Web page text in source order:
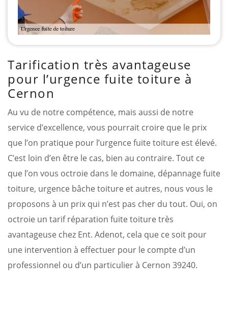
Tarification très avantageuse
pour l’urgence fuite toiture à
Cernon
Au vu de notre compétence, mais aussi de notre
service d’excellence, vous pourrait croire que le prix
que l’on pratique pour l’urgence fuite toiture est élevé.
C’est loin d’en être le cas, bien au contraire. Tout ce
que l’on vous octroie dans le domaine, dépannage fuite
toiture, urgence bâche toiture et autres, nous vous le
proposons à un prix qui n’est pas cher du tout. Oui, on
octroie un tarif réparation fuite toiture très
avantageuse chez Ent. Adenot, cela que ce soit pour
une intervention à effectuer pour le compte d’un
professionnel ou d’un particulier à Cernon 39240.